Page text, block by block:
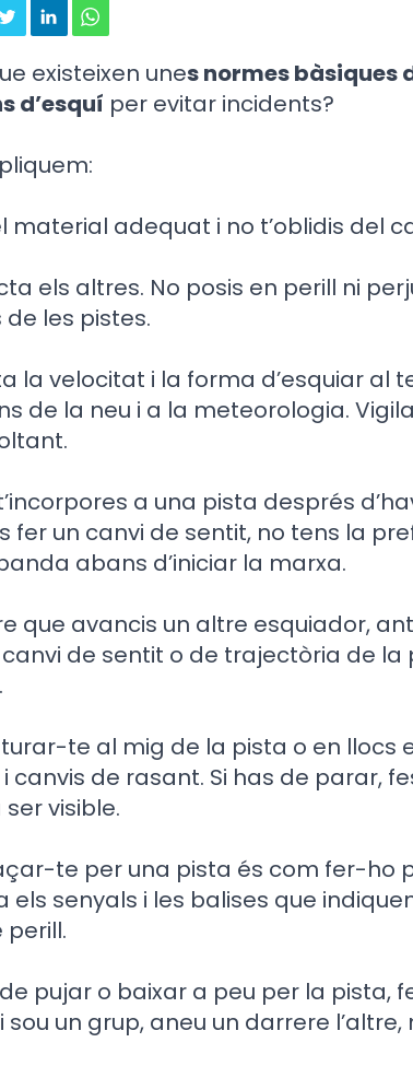
existeixen unes normes bàsiques
d’esquí per evitar incidents?
material adequat i no t’oblidis del
els altres. No posis en perill ni
de les pistes.
la velocitat i la forma d’esquiar al
de la neu i a la meteorologia.
a una pista després
fer un canvi de sentit, no tens la
abans d’iniciar la marxa.
que avancis un altre esquiador,
de sentit o de trajectòria de la
te al mig de la pista o en llocs
canvis de rasant. Si has de parar,
visible.
te per una pista és com fer-ho
els senyals i les balises que
perill.
pujar o baixar a peu per la pista,
sou un grup, aneu un darrere l’altre,